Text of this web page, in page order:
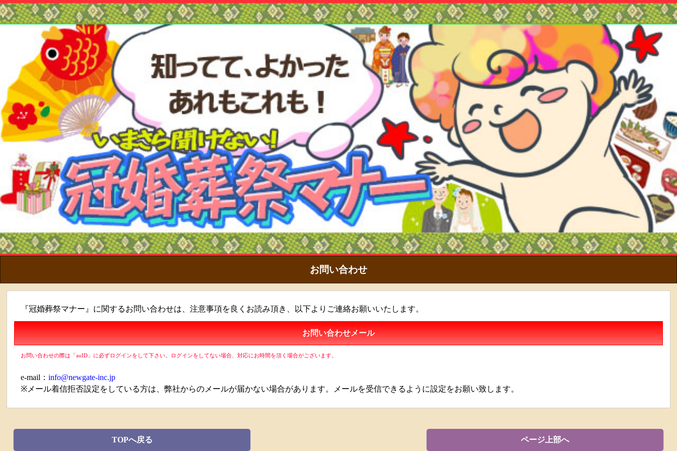
お問い合わせ
『冠婚葬祭マナー』に関するお問い合わせは、注意事項を良くお読み頂き、以下よりご連絡お願いいたします。
お問い合わせメール
お問い合わせの際は「auID」に必ずログインをして下さい。ログインをしてない場合、対応にお時間を頂く場合がございます。
e-mail： info@newgate-inc.jp
※メール着信拒否設定をしている方は、弊社からのメールが届かない場合があります。メールを受信できるように設定をお願い致します。
TOPへ戻る ページ上部へ